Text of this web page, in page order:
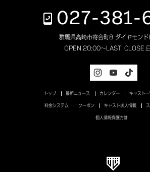
027-381-
群馬県高崎市寄合町8 ダイヤモン
OPEN. 20:00～LAST CLOSE.
トップ 最新ニュース カレンダー キャスト一
料金システム クーポン キャスト求人情報
個人情報保護方針